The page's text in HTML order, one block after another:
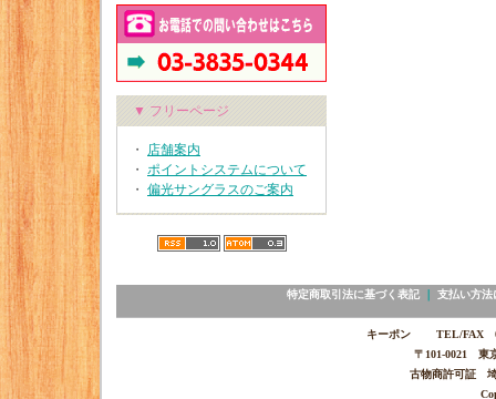
▼ フリーページ
・ 店舗案内
・ ポイントシステムについて
・ 偏光サングラスのご案内
特定商取引法に基づく表記｜ 支払い方法
キーポン TEL/FAX
〒101-0021 東
古物商許可証